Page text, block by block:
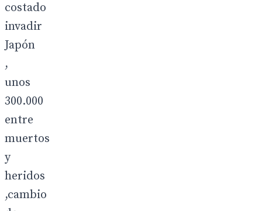
costado
invadir
Japón
,
unos
300.000
entre
muertos
y
heridos
,cambio